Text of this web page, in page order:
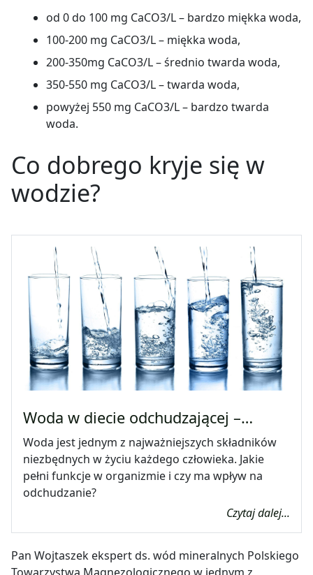
od 0 do 100 mg CaCO3/L – bardzo miękka woda,
100-200 mg CaCO3/L – miękka woda,
200-350mg CaCO3/L – średnio twarda woda,
350-550 mg CaCO3/L – twarda woda,
powyżej 550 mg CaCO3/L – bardzo twarda
woda.
Co dobrego kryje się w
wodzie?
Woda w diecie odchudzającej –…
Woda jest jednym z najważniejszych składników
niezbędnych w życiu każdego człowieka. Jakie
pełni funkcje w organizmie i czy ma wpływ na
odchudzanie?
Czytaj dalej...
Pan Wojtaszek ekspert ds. wód mineralnych Polskiego